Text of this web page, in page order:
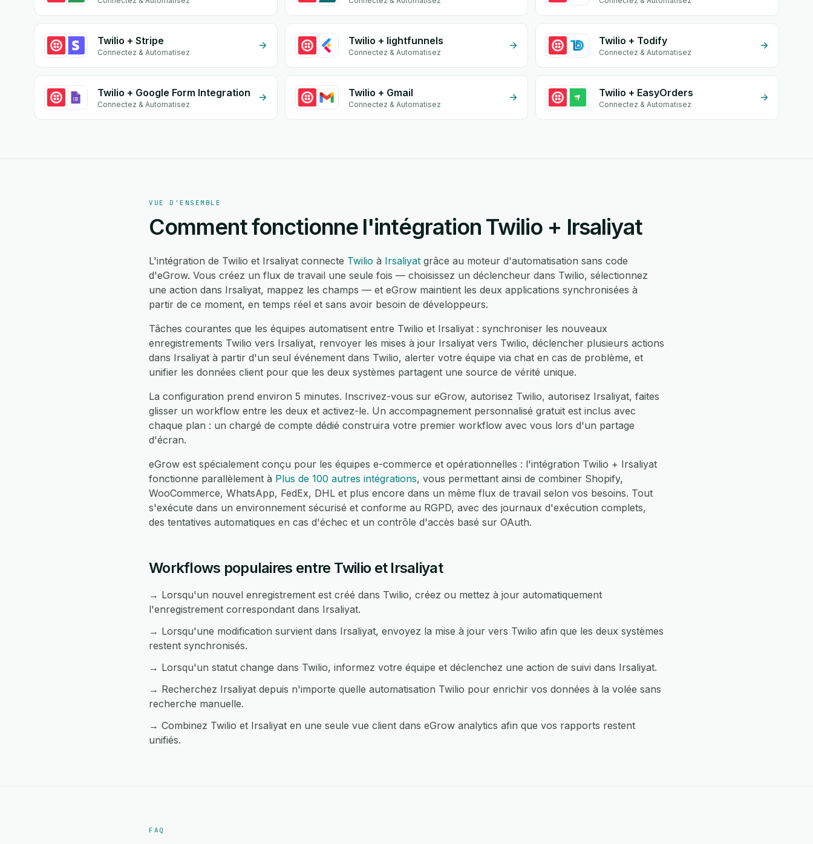
Twilio + Stripe
Connectez & Automatisez
Twilio + lightfunnels
Connectez & Automatisez
Twilio + Todify
Connectez & Automatisez
Twilio + Google Form Integration
Connectez & Automatisez
Twilio + Gmail
Connectez & Automatisez
Twilio + EasyOrders
Connectez & Automatisez
VUE D'ENSEMBLE
Comment fonctionne l'intégration Twilio + Irsaliyat
L'intégration de Twilio et Irsaliyat connecte Twilio à Irsaliyat grâce au moteur d'automatisation sans code
d'eGrow. Vous créez un flux de travail une seule fois — choisissez un déclencheur dans Twilio, sélectionnez
une action dans Irsaliyat, mappez les champs — et eGrow maintient les deux applications synchronisées à
partir de ce moment, en temps réel et sans avoir besoin de développeurs.
Tâches courantes que les équipes automatisent entre Twilio et Irsaliyat : synchroniser les nouveaux
enregistrements Twilio vers Irsaliyat, renvoyer les mises à jour Irsaliyat vers Twilio, déclencher plusieurs actions
dans Irsaliyat à partir d'un seul événement dans Twilio, alerter votre équipe via chat en cas de problème, et
unifier les données client pour que les deux systèmes partagent une source de vérité unique.
La configuration prend environ 5 minutes. Inscrivez-vous sur eGrow, autorisez Twilio, autorisez Irsaliyat, faites
glisser un workflow entre les deux et activez-le. Un accompagnement personnalisé gratuit est inclus avec
chaque plan : un chargé de compte dédié construira votre premier workflow avec vous lors d'un partage
d'écran.
eGrow est spécialement conçu pour les équipes e-commerce et opérationnelles : l'intégration Twilio + Irsaliyat
fonctionne parallèlement à Plus de 100 autres intégrations, vous permettant ainsi de combiner Shopify,
WooCommerce, WhatsApp, FedEx, DHL et plus encore dans un même flux de travail selon vos besoins. Tout
s'exécute dans un environnement sécurisé et conforme au RGPD, avec des journaux d'exécution complets,
des tentatives automatiques en cas d'échec et un contrôle d'accès basé sur OAuth.
Workflows populaires entre Twilio et Irsaliyat
→ Lorsqu'un nouvel enregistrement est créé dans Twilio, créez ou mettez à jour automatiquement
l'enregistrement correspondant dans Irsaliyat.
→ Lorsqu'une modification survient dans Irsaliyat, envoyez la mise à jour vers Twilio afin que les deux systèmes
restent synchronisés.
→ Lorsqu'un statut change dans Twilio, informez votre équipe et déclenchez une action de suivi dans Irsaliyat.
→ Recherchez Irsaliyat depuis n'importe quelle automatisation Twilio pour enrichir vos données à la volée sans
recherche manuelle.
→ Combinez Twilio et Irsaliyat en une seule vue client dans eGrow analytics afin que vos rapports restent
unifiés.
FAQ